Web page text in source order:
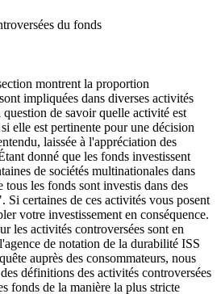
du fonds
montrent la proportion
impliquées dans diverses activités
de savoir quelle activité est
elle est pertinente pour une décision
laissée à l'appréciation des
donné que les fonds investissent
de sociétés multinationales dans
tous les fonds sont investis dans des
certaines de ces activités vous posent
votre investissement en conséquence.
les activités controversées sont en
de notation de la durabilité ISS
auprès des consommateurs, nous
définitions des activités controversées
fonds de la manière la plus stricte